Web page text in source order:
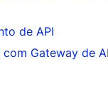
de API
Gateway de